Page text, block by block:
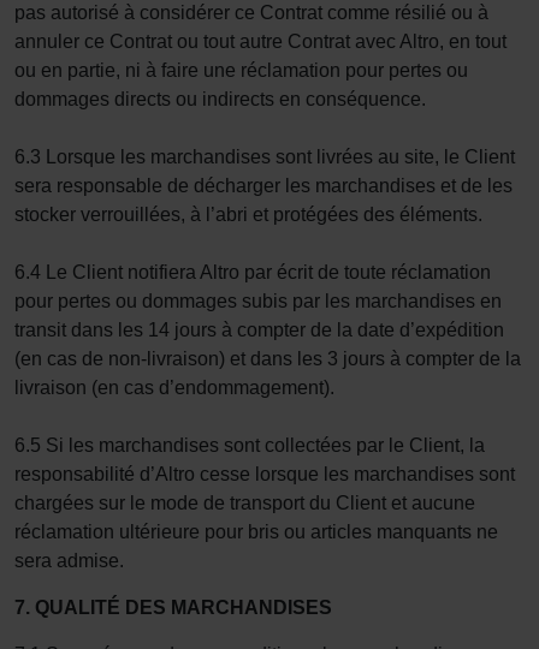
pas autorisé à considérer ce Contrat comme résilié ou à
annuler ce Contrat ou tout autre Contrat avec Altro, en tout
ou en partie, ni à faire une réclamation pour pertes ou
dommages directs ou indirects en conséquence.
6.3 Lorsque les marchandises sont livrées au site, le Client
sera responsable de décharger les marchandises et de les
stocker verrouillées, à l’abri et protégées des éléments.
6.4 Le Client notifiera Altro par écrit de toute réclamation
pour pertes ou dommages subis par les marchandises en
transit dans les 14 jours à compter de la date d’expédition
(en cas de non-livraison) et dans les 3 jours à compter de la
livraison (en cas d’endommagement).
6.5 Si les marchandises sont collectées par le Client, la
responsabilité d’Altro cesse lorsque les marchandises sont
chargées sur le mode de transport du Client et aucune
réclamation ultérieure pour bris ou articles manquants ne
sera admise.
7. QUALITÉ DES MARCHANDISES